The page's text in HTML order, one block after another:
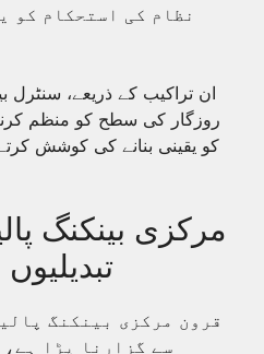
نظام کی استحکام کو
ان تراکیب کے ذریعے، سنٹرل
روزگار کی سطح کو منظم
کو یقینی بنانے کی کوشش
مرکزی بینکنگ
قرون مرکزی بینکنگ
سے گزارنا پڑا